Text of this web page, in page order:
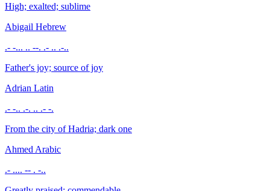
High; exalted; sublime
Abigail Hebrew
.- -... .. --. .- .. .-..
Father's joy; source of joy
Adrian Latin
.- -.. .-. .. .- -.
From the city of Hadria; dark one
Ahmed Arabic
.- .... -- . -..